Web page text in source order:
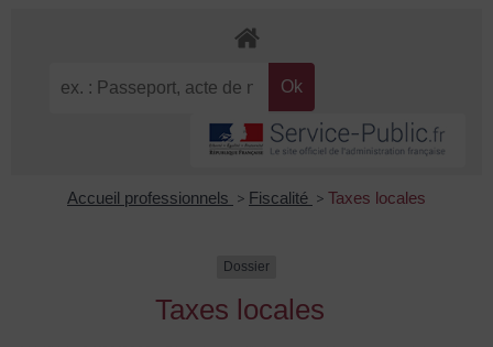
Accueil professionnels > Fiscalité > Taxes locales
Dossier
Taxes locales